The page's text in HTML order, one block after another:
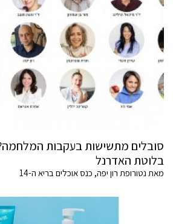
סובלים מתשישות בעקבות
בלוטת האדרנל
מאת נטורופת רון יפה, כנס אוכלים בריא ה-14